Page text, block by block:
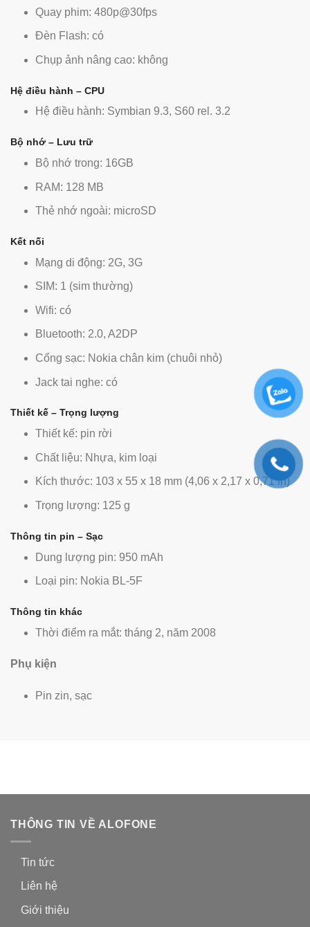
Quay phim: 480p@30fps
Đèn Flash: có
Chụp ảnh nâng cao: không
Hệ điều hành – CPU
Hệ điều hành: Symbian 9.3, S60 rel. 3.2
Bộ nhớ – Lưu trữ
Bộ nhớ trong: 16GB
RAM: 128 MB
Thẻ nhớ ngoài: microSD
Kết nối
Mạng di động: 2G, 3G
SIM: 1 (sim thường)
Wifi: có
Bluetooth: 2.0, A2DP
Cổng sạc: Nokia chân kim (chuôi nhỏ)
Jack tai nghe: có
Thiết kế – Trọng lượng
Thiết kế: pin rời
Chất liệu: Nhựa, kim loại
Kích thước: 103 x 55 x 18 mm (4,06 x 2,17 x 0,71 in)
Trọng lượng: 125 g
Thông tin pin – Sạc
Dung lượng pin: 950 mAh
Loại pin: Nokia BL-5F
Thông tin khác
Thời điểm ra mắt: tháng 2, năm 2008
Phụ kiện
Pin zin, sạc
THÔNG TIN VỀ ALOFONE
Tin tức
Liên hệ
Giới thiệu